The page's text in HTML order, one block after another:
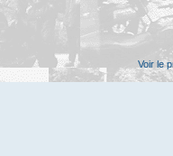
Voir le